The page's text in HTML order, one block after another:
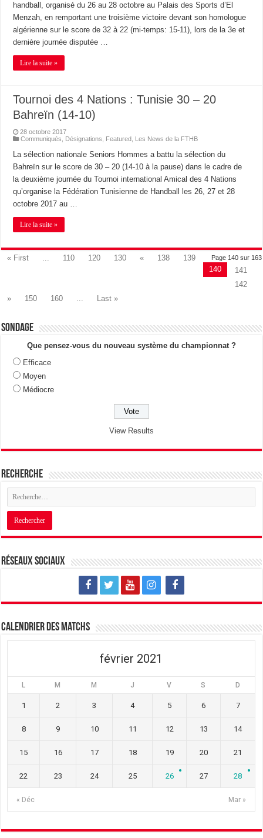
handball, organisé du 26 au 28 octobre au Palais des Sports d’El
Menzah, en remportant une troisième victoire devant son homologue
algérienne sur le score de 32 à 22 (mi-temps: 15-11), lors de la 3e et
dernière journée disputée …
Lire la suite »
Tournoi des 4 Nations : Tunisie 30 – 20
Bahreïn (14-10)
28 octobre 2017
Communiqués
Désignations Featured Les News de la FTHB
La sélection nationale Seniors Hommes a battu la sélection du
Bahreïn sur le score de 30 – 20 (14-10 à la pause) dans le cadre de
la deuxième journée du Tournoi international Amical des 4 Nations
qu’organise la Fédération Tunisienne de Handball les 26, 27 et 28
octobre 2017 au …
Lire la suite »
Page 140 sur 163
« First 110 120 130 « 138
139
140
141
142
»
150 160 Last »
Sondage
Que pensez-vous du nouveau système du championnat ?
Efficace
Moyen
Médiocre
View Results
Recherche
Réseaux sociaux
Calendrier des matchs
février 2021
L M M J V S D
« Déc Mar »
1 2 3 4 5 6 7
8 9 10 11 12 13 14
15 16 17 18 19 20 21
22 23 24 25 26 27 28